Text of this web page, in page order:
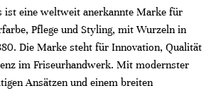
ist eine weltweit anerkannte Marke für
Pflege und Styling, mit Wurzeln in
Die Marke steht für Innovation, Qualität
im Friseurhandwerk. Mit modernster
Ansätzen und einem breiten